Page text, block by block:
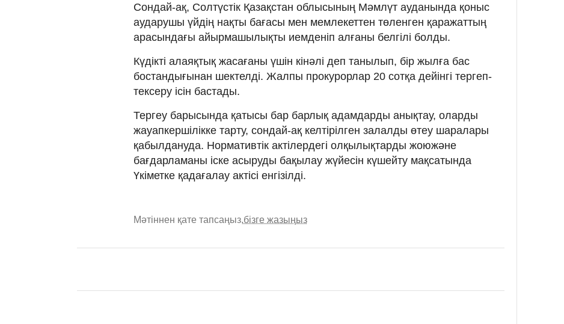
Сондай-ақ, Солтүстік Қазақстан облысының Мәмлүт ауданында қоныс
аударушы үйдің нақты бағасы мен мемлекеттен төленген қаражаттың
арасындағы айырмашылықты иемденіп алғаны белгілі болды.
Күдікті алаяқтық жасағаны үшін кінәлі деп танылып, бір жылға бас
бостандығынан шектелді. Жалпы прокурорлар 20 сотқа дейінгі тергеп-
тексеру ісін бастады.
Тергеу барысында қатысы бар барлық адамдарды анықтау, оларды
жауапкершілікке тарту, сондай-ақ келтірілген залалды өтеу шаралары
қабылдануда. Нормативтік актілердегі олқылықтарды жоюжәне
бағдарламаны іске асыруды бақылау жүйесін күшейту мақсатында
Үкіметке қадағалау актісі енгізілді.
Мәтіннен қате тапсаңыз,бізге жазыңыз